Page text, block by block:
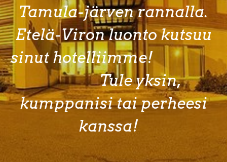
Tamula-järven rannalla.
Etelä-Viron luonto kutsuu
sinut hotelliimme!
Tule yksin,
kumppanisi tai perheesi
kanssa!